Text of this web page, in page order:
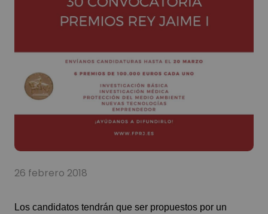
26 febrero 2018
Los candidatos tendrán que ser propuestos por un